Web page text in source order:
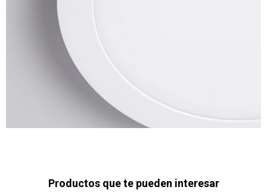
Productos que te pueden interesar